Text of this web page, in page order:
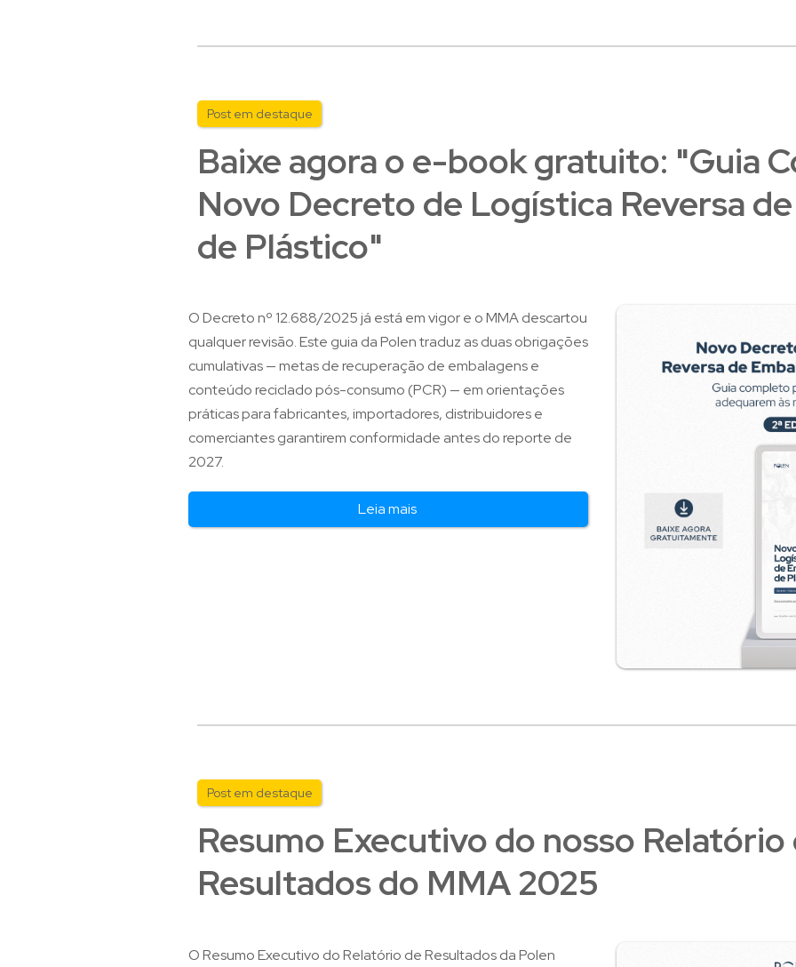
Post em destaque
Baixe agora o e-book gratuito: "Guia
Novo Decreto de Logística Reversa
de Plástico"
O Decreto nº 12.688/2025 já está em vigor e o MMA descartou
qualquer revisão. Este guia da Polen traduz as duas obrigações
cumulativas — metas de recuperação de embalagens e
conteúdo reciclado pós-consumo (PCR) — em orientações
práticas para fabricantes, importadores, distribuidores e
comerciantes garantirem conformidade antes do reporte de
2027.
Leia mais
Post em destaque
Resumo Executivo do nosso Relatório
Resultados do MMA 2025
O Resumo Executivo do Relatório de Resultados da Polen